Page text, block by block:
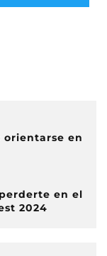
orientarse en
en el
2024